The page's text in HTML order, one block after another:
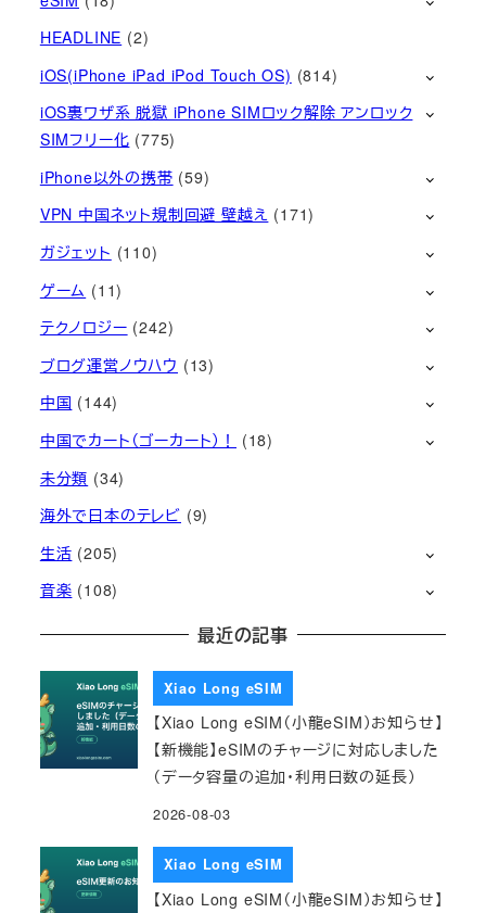
HEADLINE (2)
iOS(iPhone iPad iPod Touch OS) (814)
iOS裏ワザ系 脱獄 iPhone SIMロック解除 アンロック
SIMフリー化 (775)
iPhone以外の携帯 (59)
VPN 中国ネット規制回避 壁越え (171)
ガジェット (110)
ゲーム (11)
テクノロジー (242)
ブログ運営ノウハウ (13)
中国 (144)
中国でカート（ゴーカート）！
(18)
未分類 (34)
海外で日本のテレビ (9)
生活 (205)
音楽 (108)
最近の記事
Xiao Long eSIM
【Xiao Long eSIM（小龍eSIM）お知らせ】
【新機能】eSIMのチャージに対応しました
（データ容量の追加・利用日数の延長）
2026-08-03
Xiao Long eSIM
【Xiao Long eSIM（小龍eSIM）お知らせ】